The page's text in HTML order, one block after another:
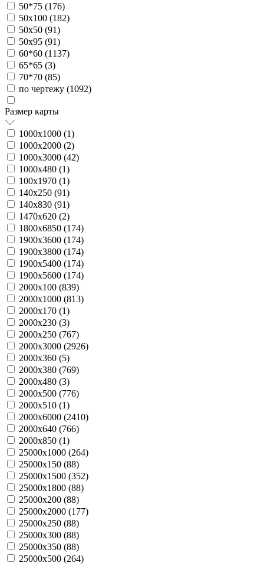
50*75 (176)
50х100 (182)
50х50 (91)
50х95 (91)
60*60 (1137)
65*65 (3)
70*70 (85)
по чертежу (1092)
Размер карты
1000х1000 (1)
1000х2000 (2)
1000х3000 (42)
1000х480 (1)
100х1970 (1)
140х250 (91)
140х830 (91)
1470х620 (2)
1800х6850 (174)
1900х3600 (174)
1900х3800 (174)
1900х5400 (174)
1900х5600 (174)
2000х100 (839)
2000х1000 (813)
2000х170 (1)
2000х230 (3)
2000х250 (767)
2000х3000 (2926)
2000х360 (5)
2000х380 (769)
2000х480 (3)
2000х500 (776)
2000х510 (1)
2000х6000 (2410)
2000х640 (766)
2000х850 (1)
25000х1000 (264)
25000х150 (88)
25000х1500 (352)
25000х1800 (88)
25000х200 (88)
25000х2000 (177)
25000х250 (88)
25000х300 (88)
25000х350 (88)
25000х500 (264)